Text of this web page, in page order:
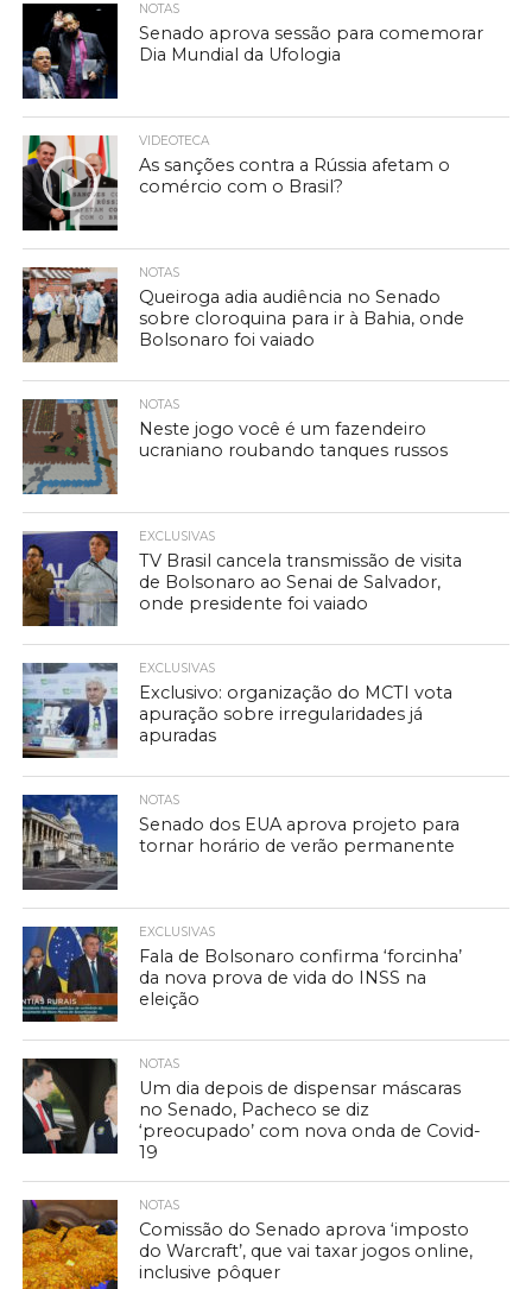
NOTAS
Senado aprova sessão para comemorar
Dia Mundial da Ufologia
VIDEOTECA
As sanções contra a Rússia afetam o
comércio com o Brasil?
NOTAS
Queiroga adia audiência no Senado
sobre cloroquina para ir à Bahia, onde
Bolsonaro foi vaiado
NOTAS
Neste jogo você é um fazendeiro
ucraniano roubando tanques russos
EXCLUSIVAS
TV Brasil cancela transmissão de visita
de Bolsonaro ao Senai de Salvador,
onde presidente foi vaiado
EXCLUSIVAS
Exclusivo: organização do MCTI vota
apuração sobre irregularidades já
apuradas
NOTAS
Senado dos EUA aprova projeto para
tornar horário de verão permanente
EXCLUSIVAS
Fala de Bolsonaro confirma ‘forcinha’
da nova prova de vida do INSS na
eleição
NOTAS
Um dia depois de dispensar máscaras
no Senado, Pacheco se diz
‘preocupado’ com nova onda de Covid-
19
NOTAS
Comissão do Senado aprova ‘imposto
do Warcraft’, que vai taxar jogos online,
inclusive pôquer